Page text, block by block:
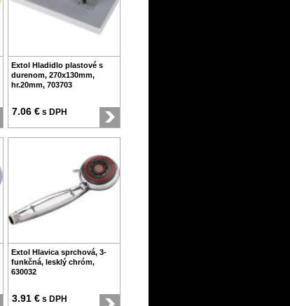
Extol Hladidlo plastové s
durenom, 270x130mm,
hr.20mm, 703703
7.06 € s DPH
Extol Hlavica sprchová, 3-
funkčná, lesklý chróm,
630032
3.91 € s DPH